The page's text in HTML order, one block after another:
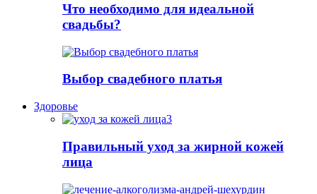
Что необходимо для идеальной
свадьбы?
Выбор свадебного платья
Здоровье
Правильный уход за жирной кожей
лица